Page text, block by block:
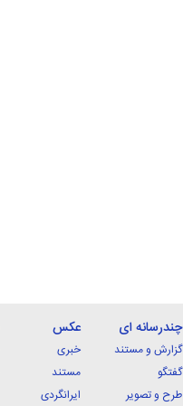
چندرسانه ای
گزارش و مستند
گفتگو
طرح و تصویر
عکس
خبری
مستند
ایرانگردی